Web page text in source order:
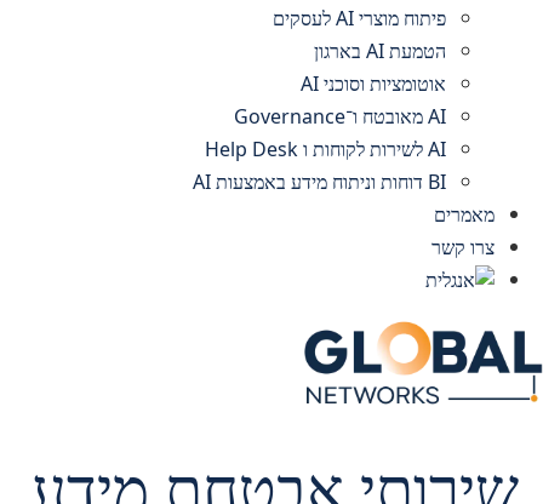
פיתוח מוצרי AI לעסקים
הטמעת AI בארגון
אוטומציות וסוכני AI
AI מאובטח ו־Governance
AI לשירות לקוחות ו Help Desk
BI דוחות וניתוח מידע באמצעות AI
מאמרים
צרו קשר